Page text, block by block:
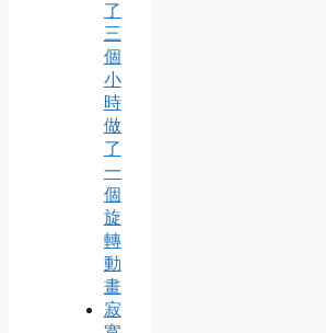
了
三
個
小
時
做
了
一
個
旋
轉
動
畫
寂